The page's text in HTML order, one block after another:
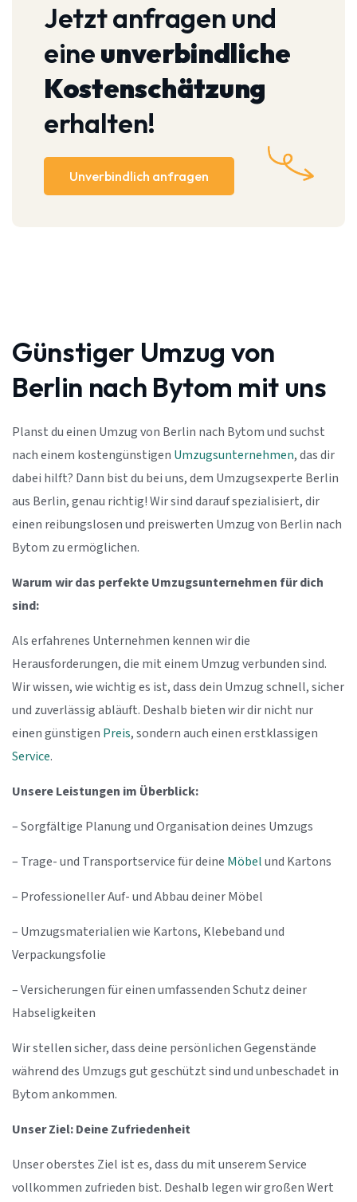
Jetzt anfragen und
eineunverbindliche
Kostenschätzung
erhalten!
Unverbindlich anfragen
Günstiger Umzug von
Berlin nach Bytom mit uns
Planst du einen Umzug von Berlin nach Bytom und suchst
nach einem kostengünstigen Umzugsunternehmen, das dir
dabei hilft? Dann bist du bei uns, dem Umzugsexperte Berlin
aus Berlin, genau richtig! Wir sind darauf spezialisiert, dir
einen reibungslosen und preiswerten Umzug von Berlin nach
Bytom zu ermöglichen.
Warum wir das perfekte Umzugsunternehmen für dich
sind:
Als erfahrenes Unternehmen kennen wir die
Herausforderungen, die mit einem Umzug verbunden sind.
Wir wissen, wie wichtig es ist, dass dein Umzug schnell, sicher
und zuverlässig abläuft. Deshalb bieten wir dir nicht nur
einen günstigen Preis, sondern auch einen erstklassigen
Service.
Unsere Leistungen im Überblick:
– Sorgfältige Planung und Organisation deines Umzugs
– Trage- und Transportservice für deine Möbelund Kartons
– Professioneller Auf- und Abbau deiner Möbel
– Umzugsmaterialien wie Kartons, Klebeband und
Verpackungsfolie
– Versicherungen für einen umfassenden Schutz deiner
Habseligkeiten
Wir stellen sicher, dass deine persönlichen Gegenstände
während des Umzugs gut geschützt sind und unbeschadet in
Bytom ankommen.
Unser Ziel: Deine Zufriedenheit
Unser oberstes Ziel ist es, dass du mit unserem Service
vollkommen zufrieden bist. Deshalb legen wir großen Wert